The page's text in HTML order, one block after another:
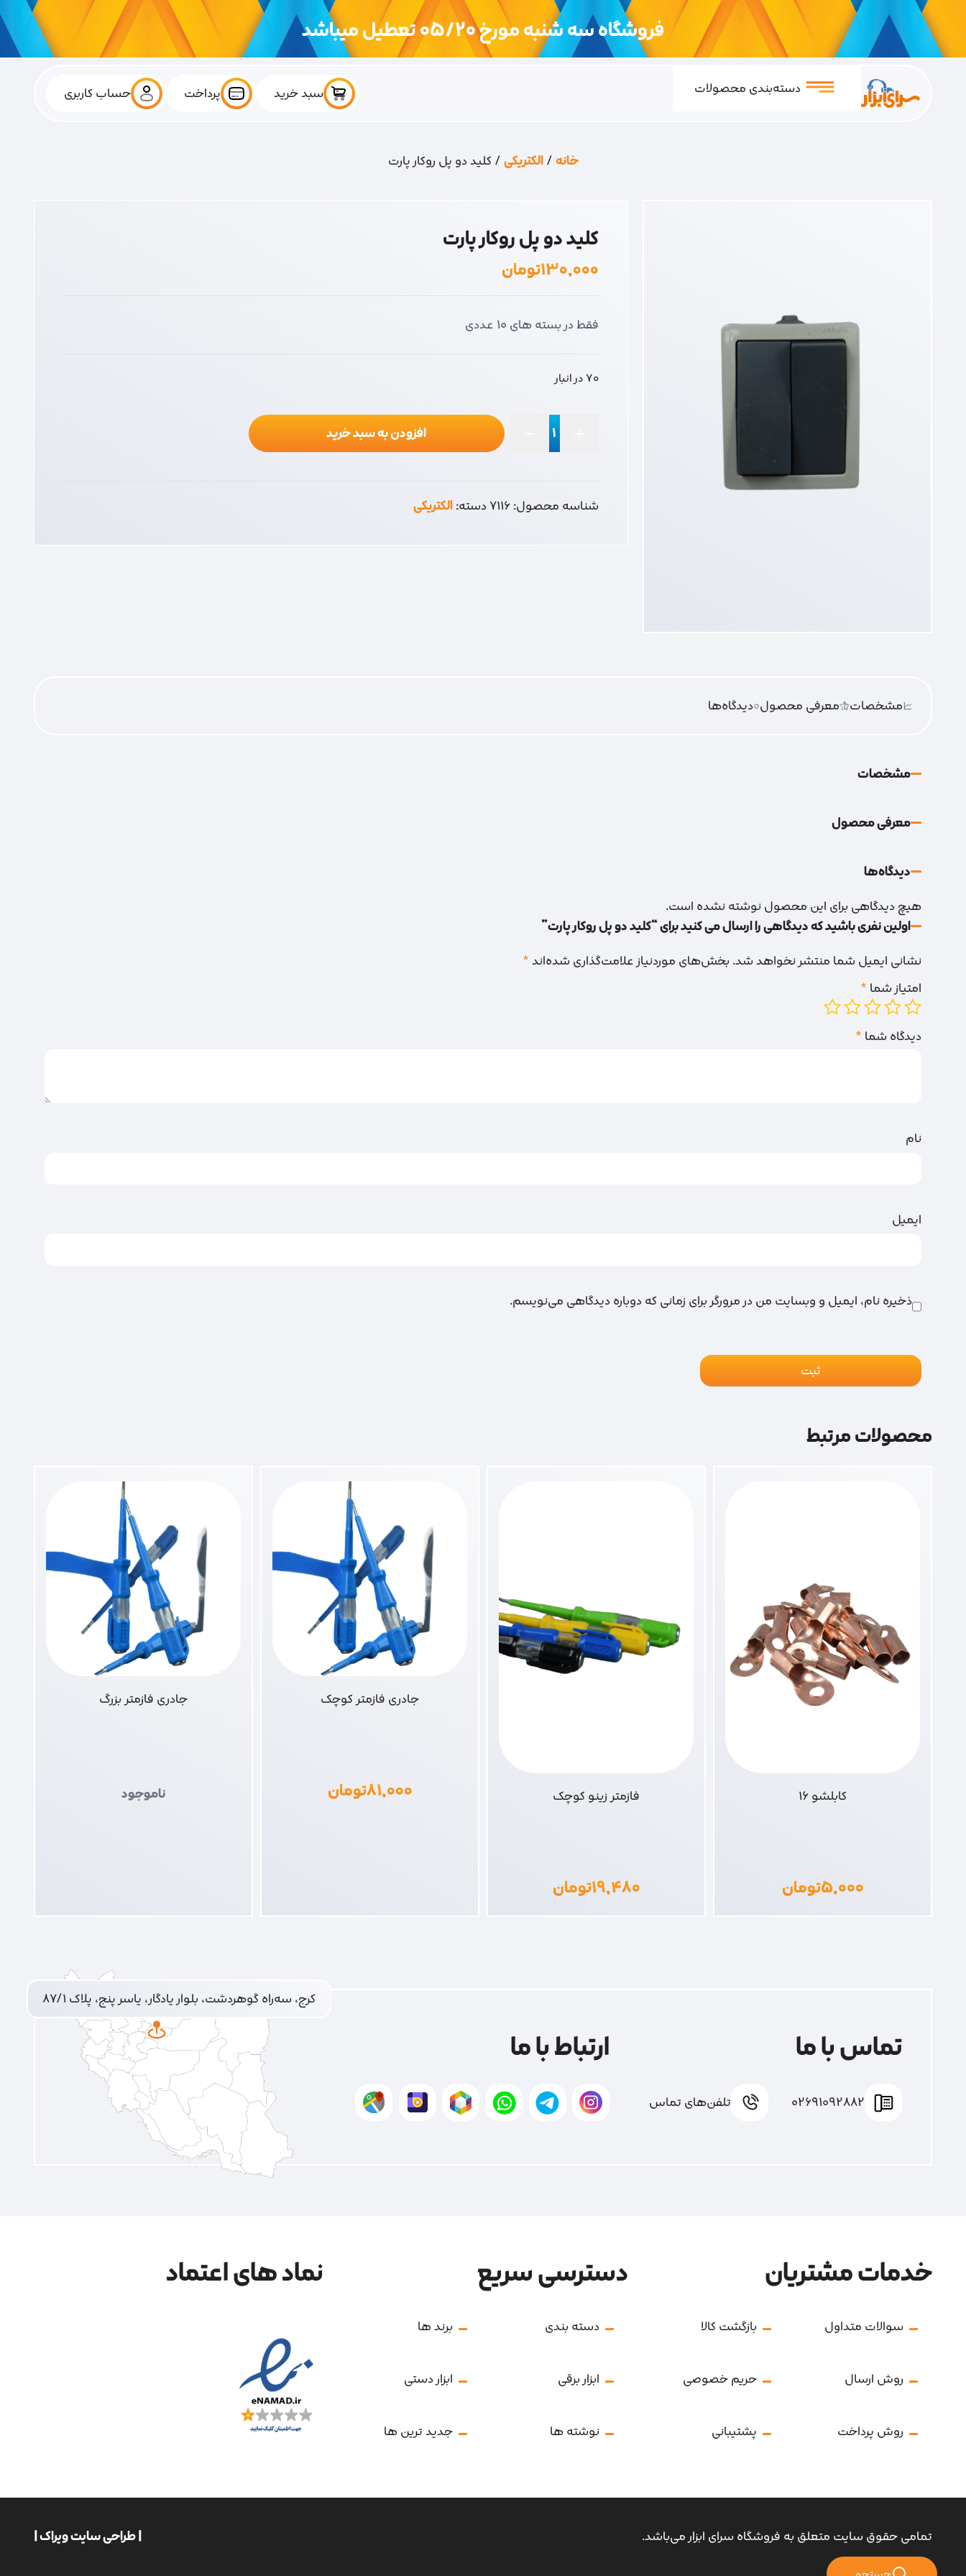
فروشگاه سه شنبه مورخ 05/20 تعطیل میباشد
دسته‌بندی محصولات سبد خرید پرداخت حساب کاربری
خانه/الکتریکی/ کلید دو پل روکار پارت
کلید دو پل روکار پارت
۱۳۰,۰۰۰تومان
فقط در بسته های 10 عددی
70 در انبار
روکار
افزودن به سبد خرید
شناسه محصول:7116دسته:الکتریکی
مشخصات معرفی محصول0دیدگاه‌‌ها
مشخصات
معرفی محصول
دیدگاه‌‌ها
هیچ دیدگاهی برای این محصول نوشته نشده است.
اولین نفری باشید که دیدگاهی را ارسال می کنید برای “کلید دو پل روکار پارت”
نشانی ایمیل شما منتشر نخواهد شد. بخش‌های موردنیاز علامت‌گذاری شده‌اند*
امتیاز شما *
دیدگاه شما *
نام
ایمیل
ذخیره نام، ایمیل و وبسایت من در مرورگر برای زمانی که دوباره دیدگاهی می‌نویسم.
محصولات مرتبط
کابلشو 16
۵,۰۰۰تومان
فازمتر زینو کوچک
۱۹,۴۸۰تومان
جادری فازمتر کوچک
۸۱,۰۰۰تومان
جادری فازمتر بزرگ
ناموجود
تماس با ما
02691092882 تلفن‌های تماس
ارتباط با ما
کرج، سه‌راه گوهردشت، بلوار یادگار، یاسر پنج، پلاک ۸۷/۱
خدمات مشتریان
سوالات متداول بازگشت کالا
روش ارسال حریم خصوصی
روش پرداخت پشتیبانی
دسترسی سریع
دسته بندی برند ها
ابزار برقی ابزار دستی
نوشته ها جدید ترین ها
نماد های اعتماد
تمامی حقوق سایت متعلق به فروشگاه سرای ابزار می‌باشد. | طراحی سایت ویراک |